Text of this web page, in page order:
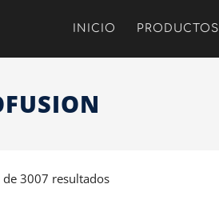
INICIO PRODUCTOS
3007 resultados